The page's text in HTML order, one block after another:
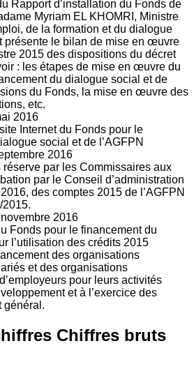
Rapport d’installation du Fonds de
Myriam EL KHOMRI, Ministre
de la formation et du dialogue
présente le bilan de mise en œuvre
2015 des dispositions du décret
: les étapes de mise en œuvre du
du dialogue social et de
du Fonds, la mise en œuvre des
etc.
2016
Internet du Fonds pour le
social et de l’AGFPN
2016
par les Commissaires aux
par le Conseil d’administration
des comptes 2015 de l’AGFPN
2015.
novembre 2016
Fonds pour le financement du
l’utilisation des crédits 2015
des organisations
et des organisations
pour leurs activités
et à l’exercice des
général.
Chiffres bruts